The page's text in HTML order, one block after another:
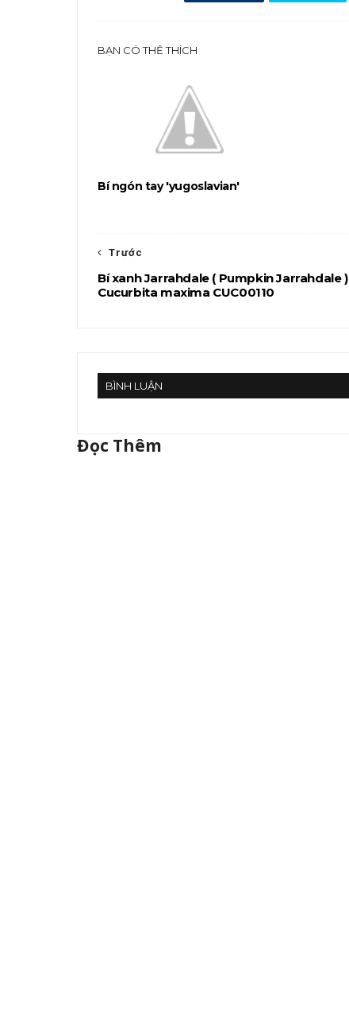
BẠN CÓ THỂ THÍCH
Bí ngón tay 'yugoslavian'
Trước
Bí xanh Jarrahdale ( Pumpkin Jarrahdale )
Cucurbita maxima CUC00110
BÌNH LUẬN
Đọc Thêm